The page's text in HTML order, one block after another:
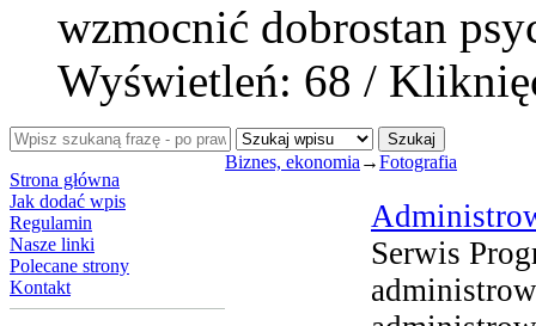
wzmocnić dobrostan
Wyświetleń: 68 /
Szukaj
Strona główna
Jak dodać wpis
Regulamin
Nasze linki
Polecane strony
Kontakt
Biznes, ekonomia →Fotografia
Serwis